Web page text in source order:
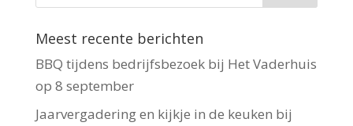
Meest recente berichten
BBQ tijdens bedrijfsbezoek bij Het Vaderhuis
op 8 september
Jaarvergadering en kijkje in de keuken bij